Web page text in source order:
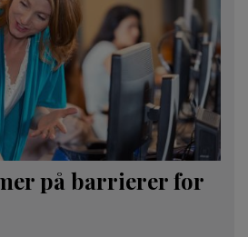
på barrierer for